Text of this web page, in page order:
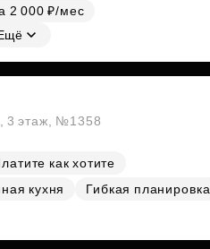
2 000 ₽/мес
3 этаж, №1358
как хотите
кухня
Гибкая планировка